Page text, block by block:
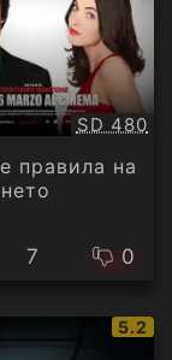
SD 480
правила на
7 0
IMDb
5.2